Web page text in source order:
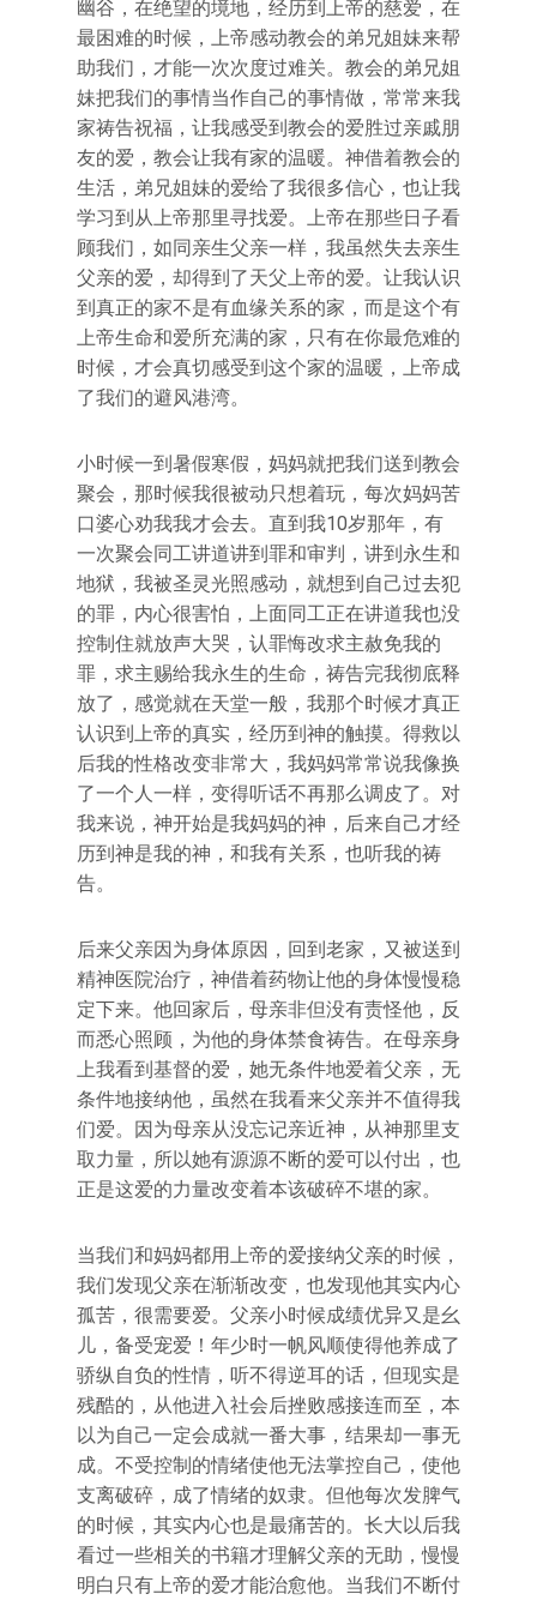
幽谷，在绝望的境地，经历到上帝的慈爱，在
最困难的时候，上帝感动教会的弟兄姐妹来帮
助我们，才能一次次度过难关。教会的弟兄姐
妹把我们的事情当作自己的事情做，常常来我
家祷告祝福，让我感受到教会的爱胜过亲戚朋
友的爱，教会让我有家的温暖。神借着教会的
生活，弟兄姐妹的爱给了我很多信心，也让我
学习到从上帝那里寻找爱。上帝在那些日子看
顾我们，如同亲生父亲一样，我虽然失去亲生
父亲的爱，却得到了天父上帝的爱。让我认识
到真正的家不是有血缘关系的家，而是这个有
上帝生命和爱所充满的家，只有在你最危难的
时候，才会真切感受到这个家的温暖，上帝成
了我们的避风港湾。
小时候一到暑假寒假，妈妈就把我们送到教会
聚会，那时候我很被动只想着玩，每次妈妈苦
口婆心劝我我才会去。直到我10岁那年，有
一次聚会同工讲道讲到罪和审判，讲到永生和
地狱，我被圣灵光照感动，就想到自己过去犯
的罪，内心很害怕，上面同工正在讲道我也没
控制住就放声大哭，认罪悔改求主赦免我的
罪，求主赐给我永生的生命，祷告完我彻底释
放了，感觉就在天堂一般，我那个时候才真正
认识到上帝的真实，经历到神的触摸。得救以
后我的性格改变非常大，我妈妈常常说我像换
了一个人一样，变得听话不再那么调皮了。对
我来说，神开始是我妈妈的神，后来自己才经
历到神是我的神，和我有关系，也听我的祷
告。
后来父亲因为身体原因，回到老家，又被送到
精神医院治疗，神借着药物让他的身体慢慢稳
定下来。他回家后，母亲非但没有责怪他，反
而悉心照顾，为他的身体禁食祷告。在母亲身
上我看到基督的爱，她无条件地爱着父亲，无
条件地接纳他，虽然在我看来父亲并不值得我
们爱。因为母亲从没忘记亲近神，从神那里支
取力量，所以她有源源不断的爱可以付出，也
正是这爱的力量改变着本该破碎不堪的家。
当我们和妈妈都用上帝的爱接纳父亲的时候，
我们发现父亲在渐渐改变，也发现他其实内心
孤苦，很需要爱。父亲小时候成绩优异又是幺
儿，备受宠爱！年少时一帆风顺使得他养成了
骄纵自负的性情，听不得逆耳的话，但现实是
残酷的，从他进入社会后挫败感接连而至，本
以为自己一定会成就一番大事，结果却一事无
成。不受控制的情绪使他无法掌控自己，使他
支离破碎，成了情绪的奴隶。但他每次发脾气
的时候，其实内心也是最痛苦的。长大以后我
看过一些相关的书籍才理解父亲的无助，慢慢
明白只有上帝的爱才能治愈他。当我们不断付